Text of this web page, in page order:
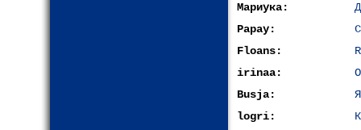
Мариука:
Papay:
Floans:
irinaa:
Busja:
logri: